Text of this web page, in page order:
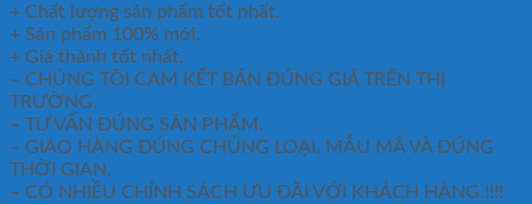
+ Chất lượng sản phẩm tốt nhất.
+ Sản phẩm 100% mới.
+ Giá thành tốt nhất.
– CHÚNG TÔI CAM KẾT BÁN ĐÚNG GIÁ TRÊN THỊ
TRƯỜNG.
– TƯ VẤN ĐÚNG SẢN PHẨM.
– GIAO HÀNG ĐÚNG CHỦNG LOẠI, MẪU MÃ VÀ ĐÚNG
THỜI GIAN.
– CÓ NHIỀU CHÍNH SÁCH ƯU ĐÃI VỚI KHÁCH HÀNG.!!!!